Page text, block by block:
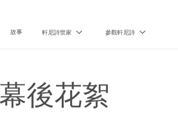
故事 軒尼詩世家 參觀軒尼詩
幕後花絮